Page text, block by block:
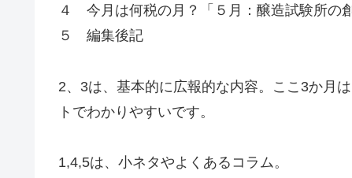
４ 今月は何税の月？「５月：醸造試験所の
５ 編集後記
2、3は、基本的に広報的な内容。ここ3か月
トでわかりやすいです。
1,4,5は、小ネタやよくあるコラム。